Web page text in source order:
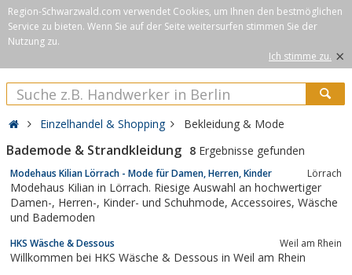
Region-Schwarzwald.com verwendet Cookies, um Ihnen den bestmöglichen
Service zu bieten. Wenn Sie auf der Seite weitersurfen stimmen Sie der
Nutzung zu.
Ich stimme zu. ×
Einzelhandel & Shopping Bekleidung & Mode
Bademode & Strandkleidung 8 Ergebnisse gefunden
Modehaus Kilian Lörrach - Mode für Damen, Herren, Kinder Lörrach
Modehaus Kilian in Lörrach. Riesige Auswahl an hochwertiger
Damen-, Herren-, Kinder- und Schuhmode, Accessoires, Wäsche
und Bademoden
HKS Wäsche & Dessous Weil am Rhein
Willkommen bei HKS Wäsche & Dessous in Weil am Rhein